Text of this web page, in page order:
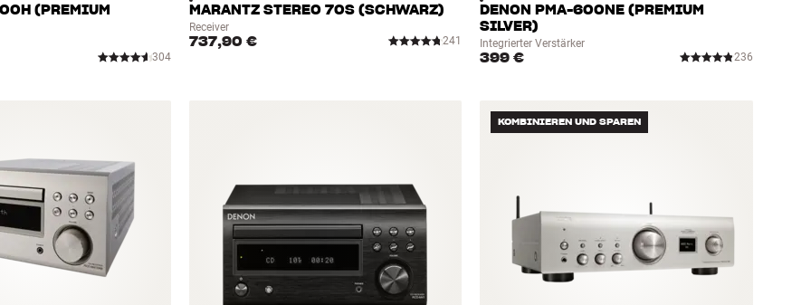
(PREMIUM
304
MARANTZ STEREO 70S (SCHWARZ)
Receiver
737,90 € 241
DENON PMA-600NE (PREMIUM
SILVER)
Integrierter Verstärker
399 € 236
KOMBINIEREN UND SPAREN